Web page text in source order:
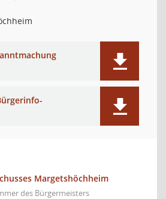
Margetshöchheim
des Bürgermeisters